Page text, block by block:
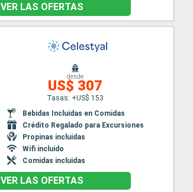
VER LAS OFERTAS
desde
US$ 307
Tasas: +US$ 153
Bebidas Incluidas en Comidas
Crédito Regalado para Excursiones
Propinas incluidas
Wifi incluido
Comidas incluidas
VER LAS OFERTAS